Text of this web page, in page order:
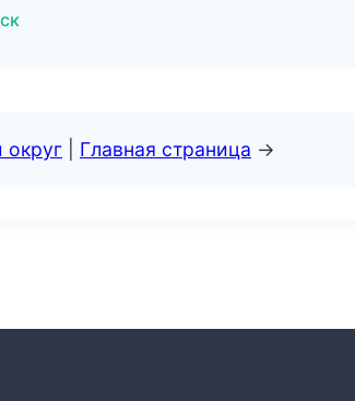
Главная страница →